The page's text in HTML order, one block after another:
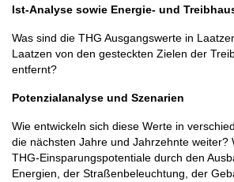
Ist-Analyse sowie Energie- und
Was sind die THG Ausgangswerte in
Laatzen von den gesteckten Zielen der
entfernt?
Potenzialanalyse und Szenarien
Wie entwickeln sich diese Werte in
die nächsten Jahre und Jahrzehnte weiter?
THG-Einsparungspotentiale durch den
Energien, der Straßenbeleuchtung, der